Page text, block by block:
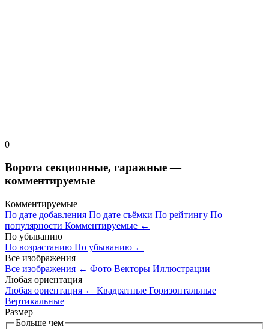
0
Ворота секционные, гаражные —
комментируемые
Комментируемые
По дате добавления По дате съёмки По рейтингу По
популярности Комментируемые ←
По убыванию
По возрастанию По убыванию ←
Все изображения
Все изображения ← Фото Векторы Иллюстрации
Любая ориентация
Любая ориентация ← Квадратные Горизонтальные
Вертикальные
Размер
Больше чем